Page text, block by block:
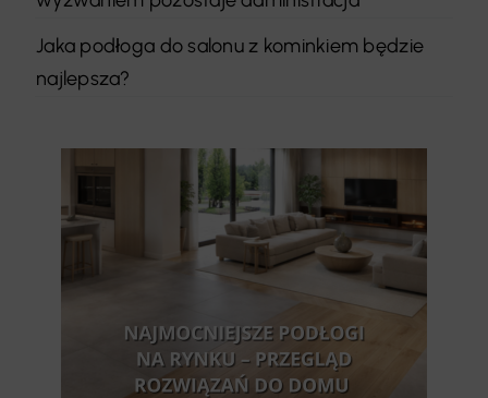
Jaka podłoga do salonu z kominkiem będzie
najlepsza?